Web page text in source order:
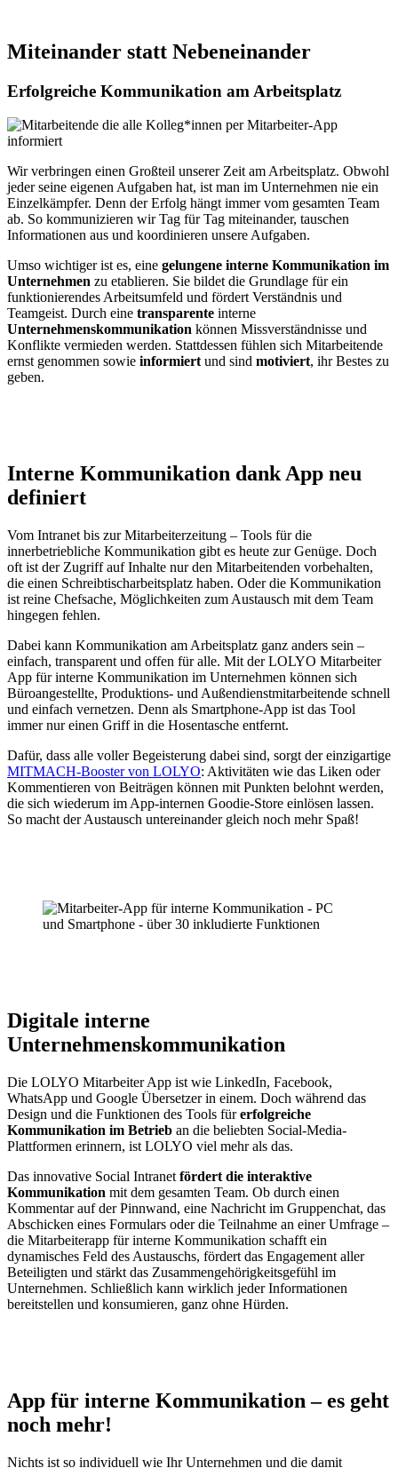
Miteinander statt Nebeneinander
Erfolgreiche Kommunikation am Arbeitsplatz
Wir verbringen einen Großteil unserer Zeit am Arbeitsplatz. Obwohl
jeder seine eigenen Aufgaben hat, ist man im Unternehmen nie ein
Einzelkämpfer. Denn der Erfolg hängt immer vom gesamten Team
ab. So kommunizieren wir Tag für Tag miteinander, tauschen
Informationen aus und koordinieren unsere Aufgaben.
Umso wichtiger ist es, eine gelungene interne Kommunikation im
Unternehmen zu etablieren. Sie bildet die Grundlage für ein
funktionierendes Arbeitsumfeld und fördert Verständnis und
Teamgeist. Durch eine transparente interne
Unternehmenskommunikation können Missverständnisse und
Konflikte vermieden werden. Stattdessen fühlen sich Mitarbeitende
ernst genommen sowie informiertund sind motiviert, ihr Bestes zu
geben.
Interne Kommunikation dank App neu
definiert
Vom Intranet bis zur Mitarbeiterzeitung – Tools für die
innerbetriebliche Kommunikation gibt es heute zur Genüge. Doch
oft ist der Zugriff auf Inhalte nur den Mitarbeitenden vorbehalten,
die einen Schreibtischarbeitsplatz haben. Oder die Kommunikation
ist reine Chefsache, Möglichkeiten zum Austausch mit dem Team
hingegen fehlen.
Dabei kann Kommunikation am Arbeitsplatz ganz anders sein –
einfach, transparent und offen für alle. Mit der LOLYO Mitarbeiter
App für interne Kommunikation im Unternehmen können sich
Büroangestellte, Produktions- und Außendienstmitarbeitende schnell
und einfach vernetzen. Denn als Smartphone-App ist das Tool
immer nur einen Griff in die Hosentasche entfernt.
Dafür, dass alle voller Begeisterung dabei sind, sorgt der einzigartige
MITMACH-Booster von LOLYO: Aktivitäten wie das Liken oder
Kommentieren von Beiträgen können mit Punkten belohnt werden,
die sich wiederum im App-internen Goodie-Store einlösen lassen.
So macht der Austausch untereinander gleich noch mehr Spaß!
Digitale interne
Unternehmenskommunikation
Die LOLYO Mitarbeiter App ist wie LinkedIn, Facebook,
WhatsApp und Google Übersetzer in einem. Doch während das
Design und die Funktionen des Tools fürerfolgreiche
Kommunikation im Betrieb an die beliebten Social-Media-
Plattformen erinnern, ist LOLYO viel mehr als das.
Das innovative Social Intranet fördert die interaktive
Kommunikation mit dem gesamten Team. Ob durch einen
Kommentar auf der Pinnwand, eine Nachricht im Gruppenchat, das
Abschicken eines Formulars oder die Teilnahme an einer Umfrage –
die Mitarbeiterapp für interne Kommunikation schafft ein
dynamisches Feld des Austauschs, fördert das Engagement aller
Beteiligten und stärkt das Zusammengehörigkeitsgefühl im
Unternehmen. Schließlich kann wirklich jeder Informationen
bereitstellen und konsumieren, ganz ohne Hürden.
App für interne Kommunikation – es geht
noch mehr!
Nichts ist so individuell wie Ihr Unternehmen und die damit